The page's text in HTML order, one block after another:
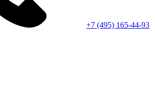
+7 (495) 165-44-93